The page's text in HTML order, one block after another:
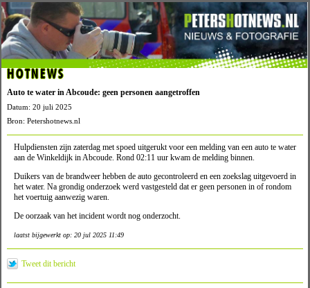
HOTNEWS
Auto te water in Abcoude: geen personen aangetroffen
Datum: 20 juli 2025
Bron: Petershotnews.nl
Hulpdiensten zijn zaterdag met spoed uitgerukt voor een melding van een auto te water
aan de Winkeldijk in Abcoude. Rond 02:11 uur kwam de melding binnen.
Duikers van de brandweer hebben de auto gecontroleerd en een zoekslag uitgevoerd in
het water. Na grondig onderzoek werd vastgesteld dat er geen personen in of rondom
het voertuig aanwezig waren.
De oorzaak van het incident wordt nog onderzocht.
laatst bijgewerkt op: 20 jul 2025 11:49
Tweet dit bericht